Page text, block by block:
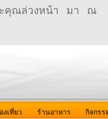
ะคุณล่วงหน้า มา ณ
งเที่ยว ร้านอาหาร กิจกรร